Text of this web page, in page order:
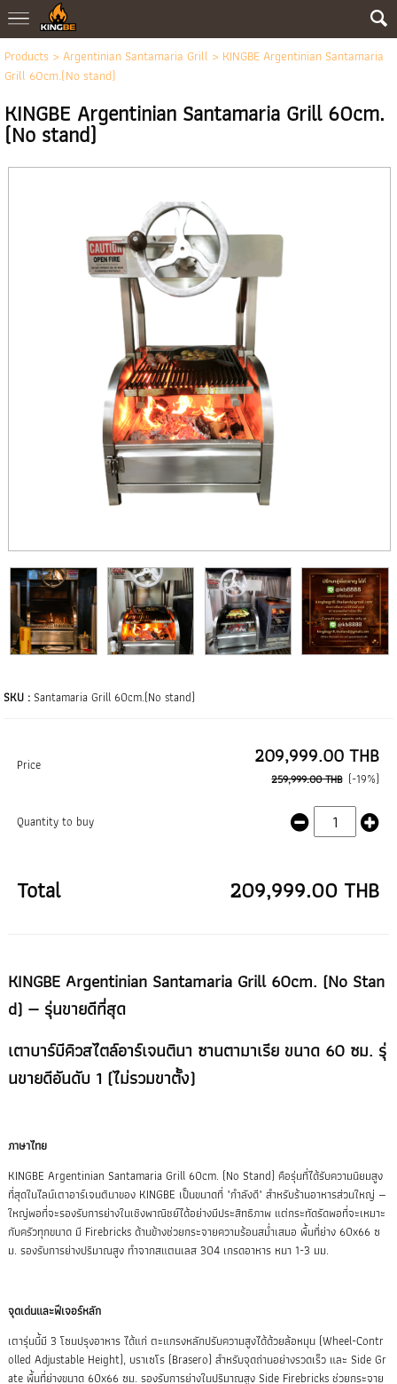
Products >Argentinian Santamaria Grill > KINGBE Argentinian Santamaria
Grill 60cm.(No stand)
KINGBE Argentinian Santamaria Grill 60cm.
(No stand)
SKU :Santamaria Grill 60cm.(No stand)
Price 209,999.00 THB
259,999.00 THB (-19%)
Quantity to buy
Total 209,999.00 THB
KINGBE Argentinian Santamaria Grill 60cm. (No Stan
d) — รุ่นขายดีที่สุด
เตาบาร์บีคิวสไตล์อาร์เจนตินา ซานตามาเรีย ขนาด 60 ซม. รุ่
นขายดีอันดับ 1 (ไม่รวมขาตั้ง)
ภาษาไทย
KINGBE Argentinian Santamaria Grill 60cm. (No Stand) คือรุ่นที่ได้รับความนิยมสูง
ที่สุดในไลน์เตาอาร์เจนตินาของ KINGBE เป็นขนาดที่ "กำลังดี" สำหรับร้านอาหารส่วนใหญ่ —
ใหญ่พอที่จะรองรับการย่างในเชิงพาณิชย์ได้อย่างมีประสิทธิภาพ แต่กระทัดรัดพอที่จะเหมาะ
กับครัวทุกขนาด มี Firebricks ด้านข้างช่วยกระจายความร้อนสม่ำเสมอ พื้นที่ย่าง 60x66 ซ
ม. รองรับการย่างปริมาณสูง ทำจากสแตนเลส 304 เกรดอาหาร หนา 1-3 มม.
จุดเด่นและฟีเจอร์หลัก
เตารุ่นนี้มี 3 โซนปรุงอาหาร ได้แก่ ตะแกรงหลักปรับความสูงได้ด้วยล้อหมุน (Wheel-Contr
olled Adjustable Height), บราเซโร (Brasero) สำหรับจุดถ่านอย่างรวดเร็ว และ Side Gr
ate พื้นที่ย่างขนาด 60x66 ซม. รองรับการย่างในปริมาณสูง Side Firebricks ช่วยกระจาย